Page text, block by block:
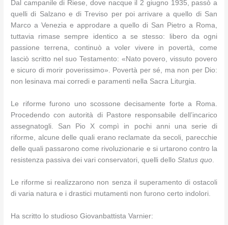
Dal campanile di Riese, dove nacque il 2 giugno 1935, passò a
quelli di Salzano e di Treviso per poi arrivare a quello di San
Marco a Venezia e approdare a quello di San Pietro a Roma,
tuttavia rimase sempre identico a se stesso: libero da ogni
passione terrena, continuò a voler vivere in povertà, come
lasciò scritto nel suo Testamento: «Nato povero, vissuto povero
e sicuro di morir poverissimo». Povertà per sé, ma non per Dio:
non lesinava mai corredi e paramenti nella Sacra Liturgia.
Le riforme furono uno scossone decisamente forte a Roma.
Procedendo con autorità di Pastore responsabile dell’incarico
assegnatogli. San Pio X compì in pochi anni una serie di
riforme, alcune delle quali erano reclamate da secoli, parecchie
delle quali passarono come rivoluzionarie e si urtarono contro la
resistenza passiva dei vari conservatori, quelli delloStatus quo.
Le riforme si realizzarono non senza il superamento di ostacoli
di varia natura e i drastici mutamenti non furono certo indolori.
Ha scritto lo studioso Giovanbattista Varnier: